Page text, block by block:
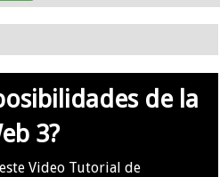
de la
3?
Video Tutorial de